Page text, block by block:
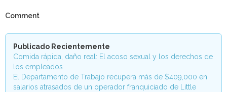
Comment
Publicado Recientemente
Comida rápida, daño real: El acoso sexual y los derechos de
los empleados
El Departamento de Trabajo recupera más de $409,000 en
salarios atrasados de un operador franquiciado de Little